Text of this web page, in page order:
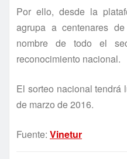
Por ello, desde la
agrupa a centenares
nombre de todo el
reconocimiento nacional.
El sorteo nacional tendrá
de marzo de 2016.
Fuente: Vinetur